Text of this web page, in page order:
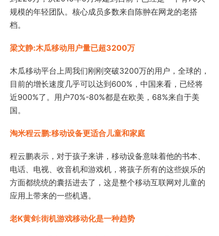
规模的年轻团队。核心成员多数来自陈翀在网龙的老搭
档。
梁文静:木瓜移动用户量已超3200万
木瓜移动平台上周我们刚刚突破3200万的用户，全球的，
目前的增长速度几乎可以达到600%，中国来看，已经将
近900%了。用户70%-80%都是在欧美，68%来自于美
国。
淘米程云鹏:移动设备更适合儿童和家庭
程云鹏表示，对于孩子来讲，移动设备意味着他的书本、
电话、电视、收音机和游戏机，将孩子所有的这些娱乐的
方面都统统的囊括进去了，这是整个移动互联网对儿童的
应用上带来的一些机遇。
老K黄剑:街机游戏移动化是一种趋势